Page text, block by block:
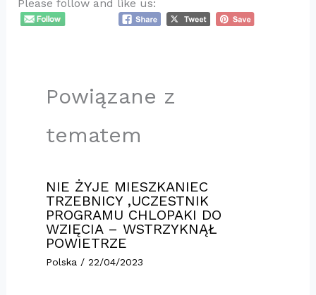
Please follow and like us:
Powiązane z
tematem
NIE ŻYJE MIESZKANIEC
TRZEBNICY ,UCZESTNIK
PROGRAMU CHLOPAKI DO
WZIĘCIA – WSTRZYKNĄŁ
POWIETRZE
Polska/ 22/04/2023